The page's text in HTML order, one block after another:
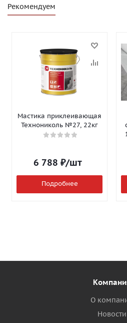
Рекомендуем
Мастика приклеивающая
Технониколь №27, 22кг
6 788 ₽/шт
Подробнее
О
Новости